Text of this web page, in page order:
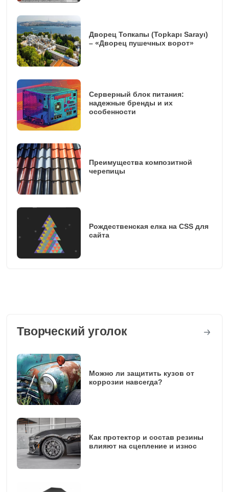
Дворец Топкапы (Topkapı Sarayı)
– «Дворец пушечных ворот»
Серверный блок питания:
надежные бренды и их
особенности
Преимущества композитной
черепицы
Рождественская елка на CSS для
сайта
Творческий уголок
Можно ли защитить кузов от
коррозии навсегда?
Как протектор и состав резины
влияют на сцепление и износ